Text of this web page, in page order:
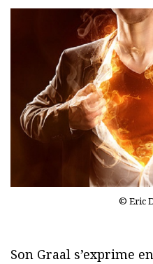
© Eric
Son Graal s’exprime